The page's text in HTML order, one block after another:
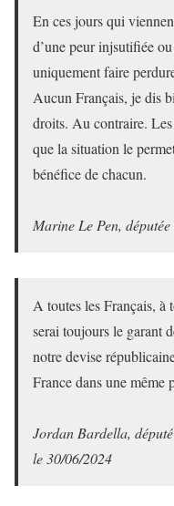
En ces jours qui
d’une peur injsutifiée
uniquement faire
Aucun Français, je dis
droits. Au contraire.
que la situation le
bénéfice de chacun.
Marine Le Pen,
A toutes les Français, à
serai toujours le garant
notre devise
France dans une même
Jordan Bardella,
le 30/06/2024